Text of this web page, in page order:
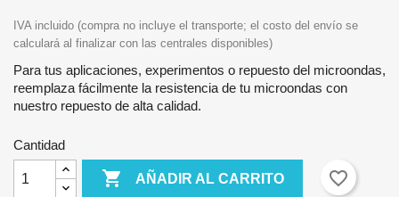
IVA incluido (compra no incluye el transporte; el costo del envío se
calculará al finalizar con las centrales disponibles)
Para tus aplicaciones, experimentos o repuesto del microondas,
reemplaza fácilmente la resistencia de tu microondas con
nuestro repuesto de alta calidad.
Cantidad
 AÑADIR AL CARRITO favorite_border